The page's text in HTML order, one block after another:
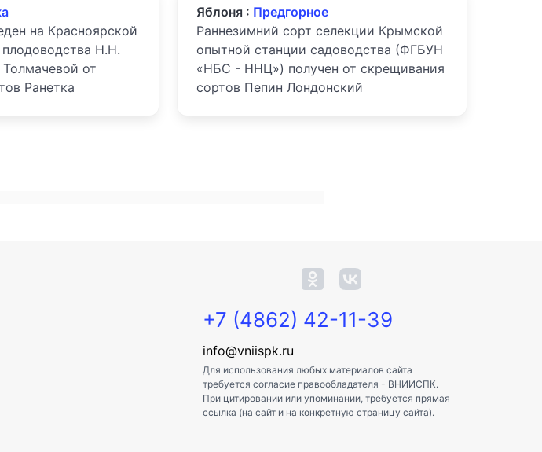
на Красноярской
Н.Н.
от
Ранетка
Яблоня : Предгорное
Раннезимний сорт селекции Крымской
опытной станции садоводства (ФГБУН
«НБС - ННЦ») получен от скрещивания
сортов Пепин Лондонский
+7 (4862) 42-11-39
info@vniispk.ru
Для использования любых материалов сайта
требуется согласие правообладателя - ВНИИСПК.
При цитировании или упоминании, требуется прямая
ссылка (на сайт и на конкретную страницу сайта).